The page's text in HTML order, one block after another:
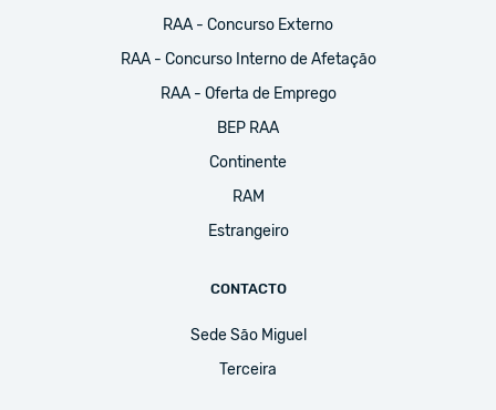
RAA - Concurso Externo
RAA - Concurso Interno de Afetação
RAA - Oferta de Emprego
BEP RAA
Continente
RAM
Estrangeiro
CONTACTO
Sede São Miguel
Terceira